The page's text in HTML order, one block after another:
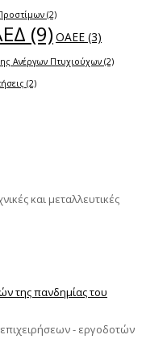
(2)
(9) ΟΑΕΕ (3)
Ανέργων Πτυχιούχων (2)
(2)
και μεταλλευτικές
της πανδημίας του
- εργοδοτών